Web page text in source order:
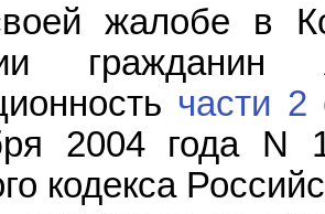
жалобе в
гражданин
части 2
2004 года N
кодекса